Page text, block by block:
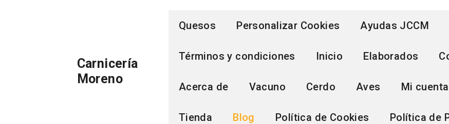
Carnicería
Moreno
Quesos Personalizar Cookies Ayudas JCCM
Términos y condiciones Inicio Elaborados
Acerca de Vacuno Cerdo Aves Mi cuenta
Tienda Blog Política de Cookies Política de